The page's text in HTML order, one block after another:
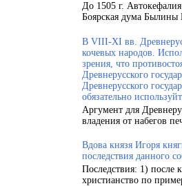
До 1505 г.
Боярская дума Былины
В VIII-XI вв.
кочевых народов.
зрения, что
Древнерусского
Древнерусского
обязательно
Аргумент для
владения от набегов
Вдова князя Игоря
последствия данного
Последствия: 1) после
христианство по